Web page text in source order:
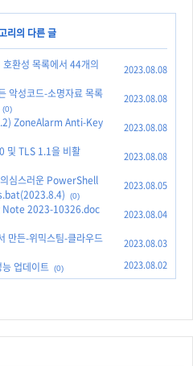
리의 다른 글
환성 목록에서 44개의
2023.08.08
악성코드-소명자료 목록
(0)
2023.08.08
ZoneAlarm Anti-Key
2023.08.08
및 TLS 1.1을 비활
2023.08.08
심스러운 PowerShell
(0)
2023.08.05
Note 2023-10326.doc
2023.08.04
만든-위믹스팀-클라우드
2023.08.03
업데이트 (0) 2023.08.02